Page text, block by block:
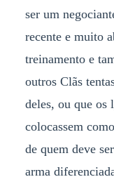
ser um
recente e muito
treinamento e
outros Clãs
deles, ou que os
colocassem
de quem deve
arma